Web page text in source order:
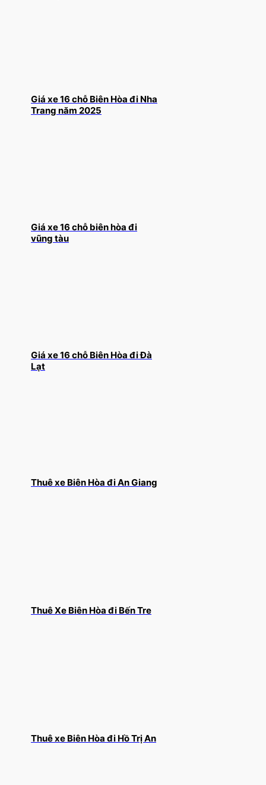
Giá xe 16 chỗ Biên Hòa đi Nha
Trang năm 2025
Giá xe 16 chỗ biên hòa đi
vũng tàu
Giá xe 16 chỗ Biên Hòa đi Đà
Lạt
Thuê xe Biên Hòa đi An Giang
Thuê Xe Biên Hòa đi Bến Tre
Thuê xe Biên Hòa đi Hồ Trị An